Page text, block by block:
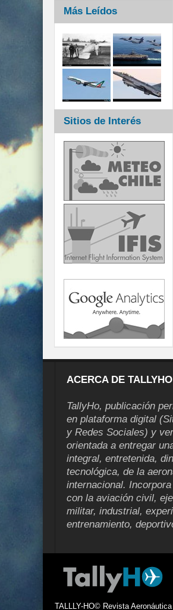
Más Leídos
Sitios de Interés
ACERCA DE TALLYHO
TallyHo, publicación
en plataforma digital
y Redes Sociales) y
orientada a entregar
integral, entretenida,
tecnológica, de la
internacional.
con la aviación civil,
militar, industrial,
entrenamiento,
TALLLY-HO© Revista